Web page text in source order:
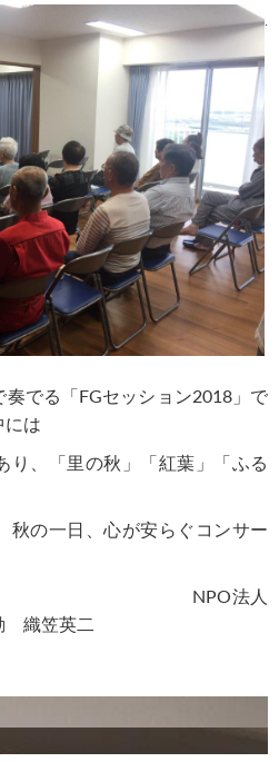
でる「FGセッション2018」で
には
り、「里の秋」「紅葉」「ふる
秋の一日、心が安らぐコンサー
法人
織笠英二